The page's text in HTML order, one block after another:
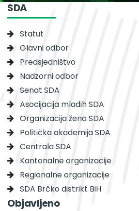
SDA
Statut
Glavni odbor
Predsjedništvo
Nadzorni odbor
Senat SDA
Asocijacija mladih SDA
Organizacija žena SDA
Politička akademija SDA
Centrala SDA
Kantonalne organizacije
Regionalne organizacije
SDA Brčko distrikt BiH
Objavljeno